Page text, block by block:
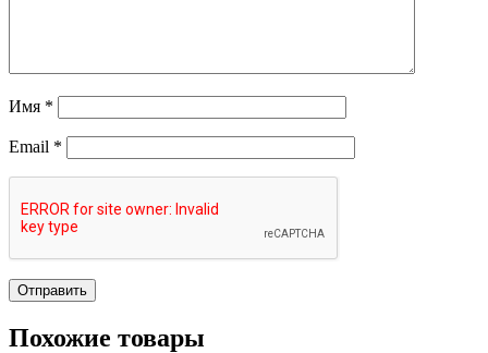
Имя *
Email *
Похожие товары